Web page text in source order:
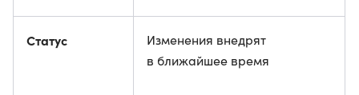
Статус
Изменения внедрят
в ближайшее время